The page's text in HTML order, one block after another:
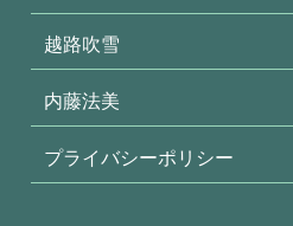
越路吹雪
内藤法美
プライバシーポリシー